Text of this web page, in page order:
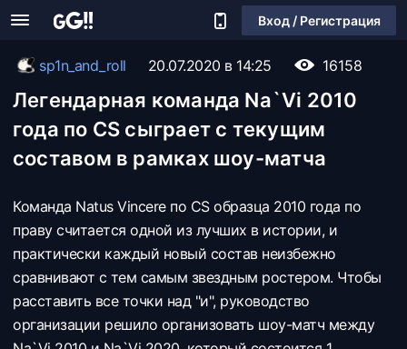
Вход / Регистрация
sp1n_and_roll 20.07.2020 в 14:25 16158
Легендарная команда Na`Vi 2010
года по CS сыграет с текущим
составом в рамках шоу-матча
Команда Natus Vincere по CS образца 2010 года по
праву считается одной из лучших в истории, и
практически каждый новый состав неизбежно
сравнивают с тем самым звездным ростером. Чтобы
расставить все точки над "и", руководство
организации решило организовать шоу-матч между